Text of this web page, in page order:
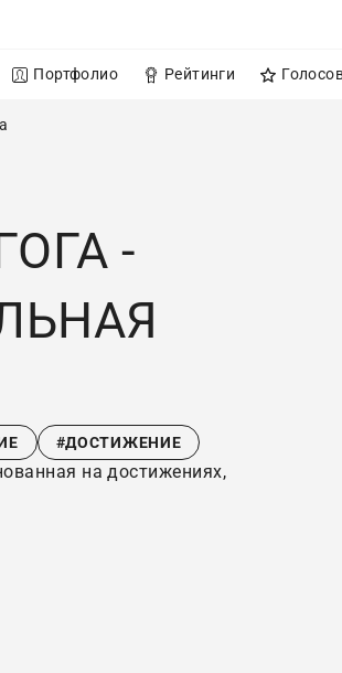
Портфолио Рейтинги
-
#ДОСТИЖЕНИЕ
на достижениях,